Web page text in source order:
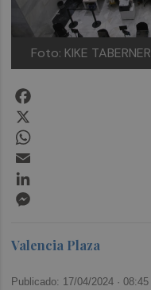
Foto: KIKE TABERNER
Valencia Plaza
Publicado: 17/04/2024 ·08:45